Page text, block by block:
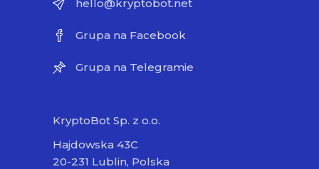
hello@kryptobot.net
Grupa na Facebook
Grupa na Telegramie
KryptoBot Sp. z o.o.
Hajdowska 43C
20-231 Lublin, Polska